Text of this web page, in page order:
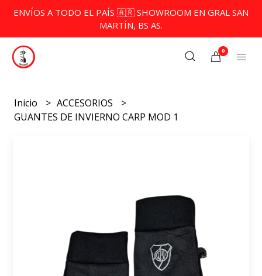
ENVÍOS A TODO EL PAÍS 🇦🇷 SHOWROOM EN GRAL SAN
MARTÍN, BS AS.
0
Inicio
ACCESORIOS
GUANTES DE INVIERNO CARP MOD 1